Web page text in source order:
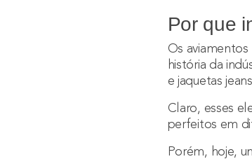
Por que
Os
história da
e jaquetas
Claro, esses
perfeitos em
Porém, hoje,